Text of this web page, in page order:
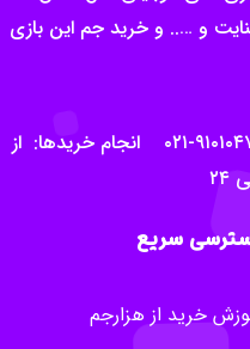
و ….. و خرید جم این بازی
پاسخگویی تلفنی (ساعات اداری): ۹۱۰۱۰۴۷۱-۰۲۱ انجام خریدها: از
سریع
خرید از هزارجم